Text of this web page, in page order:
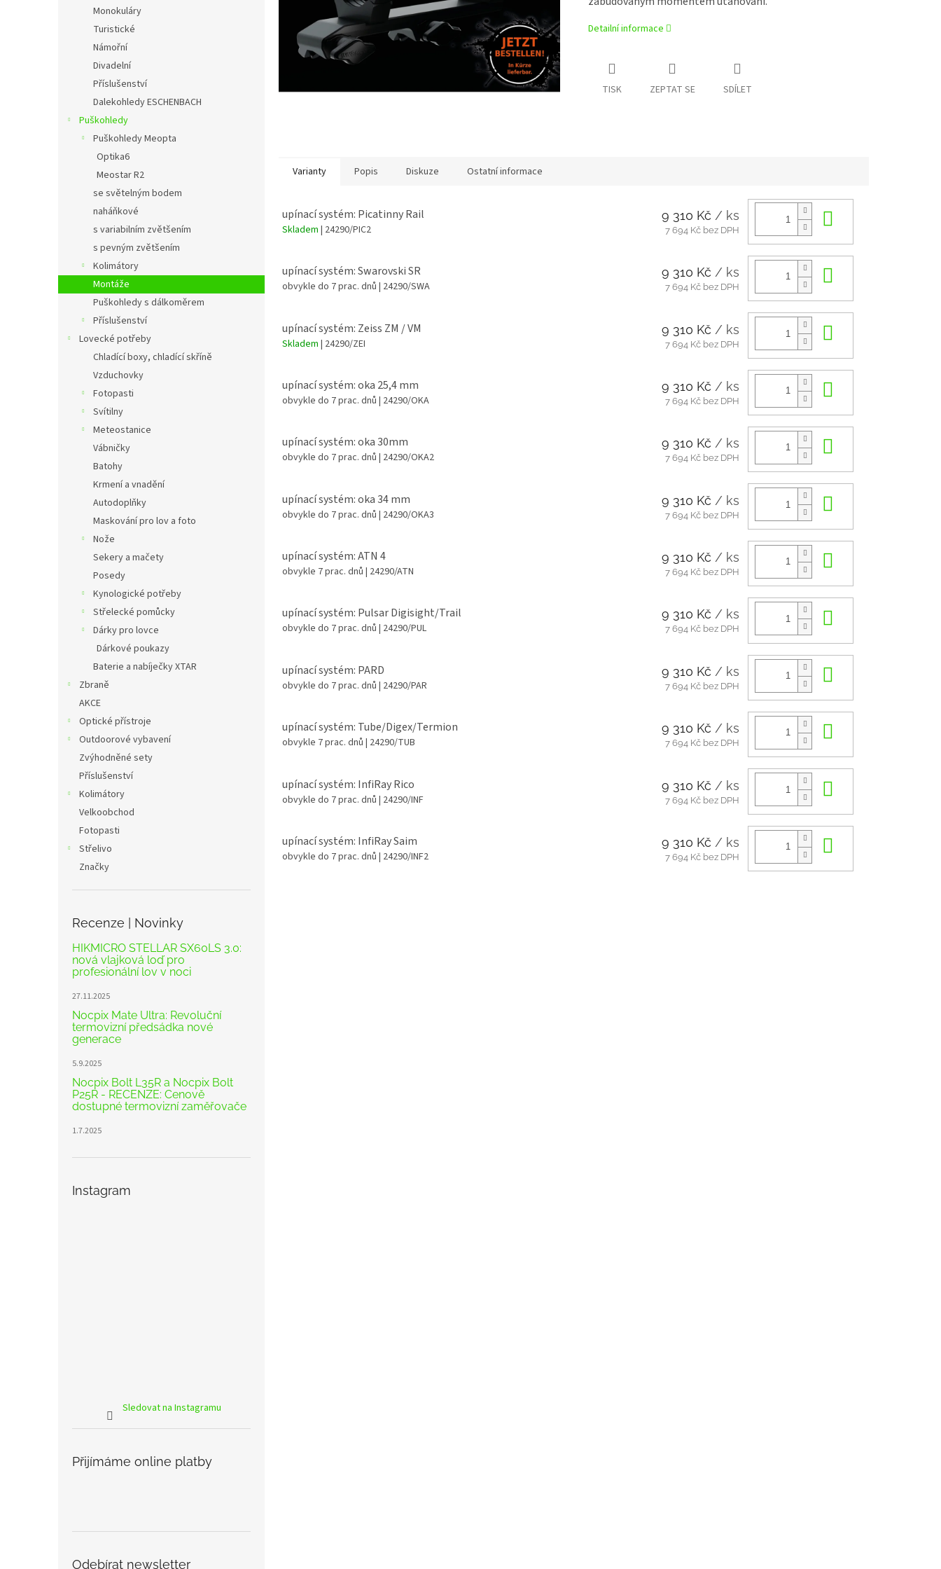
Monokuláry
Turistické
Námořní
Divadelní
Příslušenství
Dalekohledy ESCHENBACH
Puškohledy
Puškohledy Meopta
Optika6
Meostar R2
se světelným bodem
naháňkové
s variabilním zvětšením
s pevným zvětšením
Kolimátory
Montáže
Puškohledy s dálkoměrem
Příslušenství
Lovecké potřeby
Chladící boxy, chladící skříně
Vzduchovky
Fotopasti
Svítilny
Meteostanice
Vábničky
Batohy
Krmení a vnadění
Autodoplňky
Maskování pro lov a foto
Nože
Sekery a mačety
Posedy
Kynologické potřeby
Střelecké pomůcky
Dárky pro lovce
Dárkové poukazy
Baterie a nabíječky XTAR
Zbraně
AKCE
Optické přístroje
Outdoorové vybavení
Zvýhodněné sety
Příslušenství
Kolimátory
Velkoobchod
Fotopasti
Střelivo
Značky
Recenze | Novinky
HIKMICRO STELLAR SX60LS 3.0:
nová vlajková loď pro
profesionální lov v noci
27.11.2025
Nocpix Mate Ultra: Revoluční
termovizní předsádka nové
generace
5.9.2025
Nocpix Bolt L35R a Nocpix Bolt
P25R - RECENZE: Cenově
dostupné termovizní zaměřovače
1.7.2025
Instagram
Sledovat na Instagramu
Přijímáme online platby
Odebírat newsletter
Detailní informace
TISK ZEPTAT SE SDÍLET
Varianty Popis Diskuze Ostatní informace
upínací systém: Picatinny Rail
Skladem | 24290/PIC2
9 310 Kč / ks
7 694 Kč bez DPH
upínací systém: Swarovski SR
obvykle do 7 prac. dnů | 24290/SWA
9 310 Kč / ks
7 694 Kč bez DPH
upínací systém: Zeiss ZM / VM
Skladem | 24290/ZEI
9 310 Kč / ks
7 694 Kč bez DPH
upínací systém: oka 25,4 mm
obvykle do 7 prac. dnů | 24290/OKA
9 310 Kč / ks
7 694 Kč bez DPH
upínací systém: oka 30mm
obvykle do 7 prac. dnů | 24290/OKA2
9 310 Kč / ks
7 694 Kč bez DPH
upínací systém: oka 34 mm
obvykle do 7 prac. dnů | 24290/OKA3
9 310 Kč / ks
7 694 Kč bez DPH
upínací systém: ATN 4
obvykle 7 prac. dnů | 24290/ATN
9 310 Kč / ks
7 694 Kč bez DPH
upínací systém: Pulsar Digisight/Trail
obvykle do 7 prac. dnů | 24290/PUL
9 310 Kč / ks
7 694 Kč bez DPH
upínací systém: PARD
obvykle do 7 prac. dnů | 24290/PAR
9 310 Kč / ks
7 694 Kč bez DPH
upínací systém: Tube/Digex/Termion
obvykle 7 prac. dnů | 24290/TUB
9 310 Kč / ks
7 694 Kč bez DPH
upínací systém: InfiRay Rico
obvykle do 7 prac. dnů | 24290/INF
9 310 Kč / ks
7 694 Kč bez DPH
upínací systém: InfiRay Saim
obvykle do 7 prac. dnů | 24290/INF2
9 310 Kč / ks
7 694 Kč bez DPH